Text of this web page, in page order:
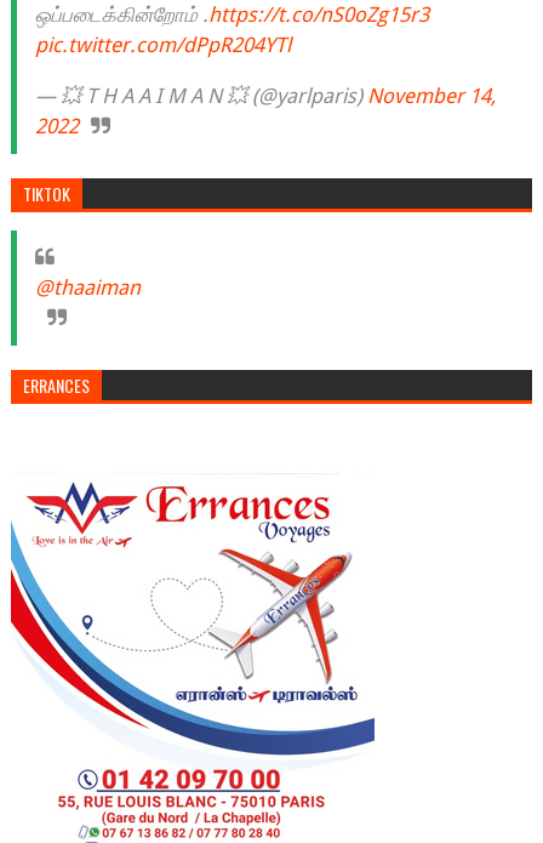
ஒப்படைக்கின்றோம் .https://t.co/nS0oZg15r3
pic.twitter.com/dPpR204YTl
— 💥 T H A A I M A N 💥 (@yarlparis) November 14,
2022
TIKTOK
@thaaiman
ERRANCES